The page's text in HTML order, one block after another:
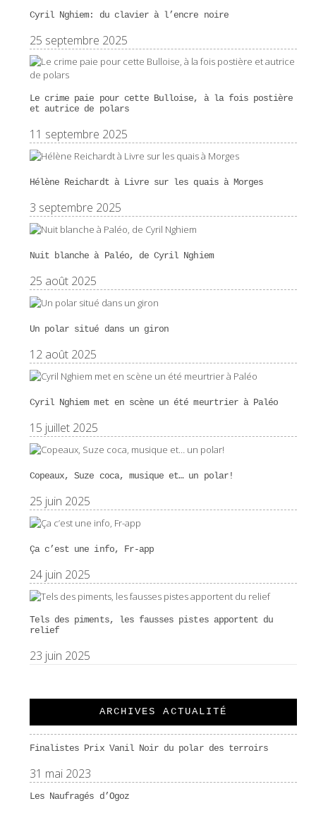
Cyril Nghiem: du clavier à l’encre noire
25 septembre 2025
Le crime paie pour cette Bulloise, à la fois postière
et autrice de polars
11 septembre 2025
Hélène Reichardt à Livre sur les quais à Morges
3 septembre 2025
Nuit blanche à Paléo, de Cyril Nghiem
25 août 2025
Un polar situé dans un giron
12 août 2025
Cyril Nghiem met en scène un été meurtrier à Paléo
15 juillet 2025
Copeaux, Suze coca, musique et… un polar!
25 juin 2025
Ça c’est une info, Fr-app
24 juin 2025
Tels des piments, les fausses pistes apportent du
relief
23 juin 2025
ARCHIVES ACTUALITÉ
Finalistes Prix Vanil Noir du polar des terroirs
31 mai 2023
Les Naufragés d’Ogoz